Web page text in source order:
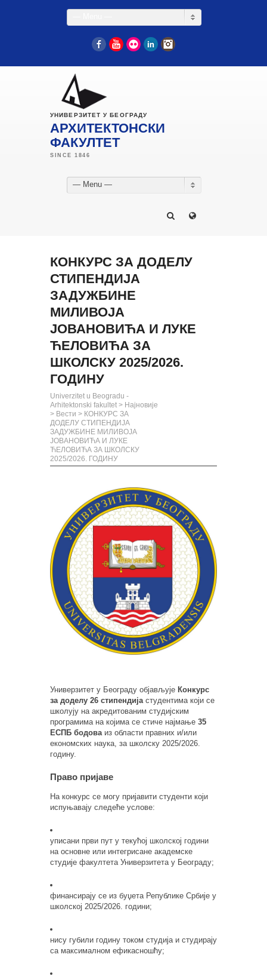
FacebookYouTube
Flickr LinkedIn
УНИВЕРЗИТЕТ У БЕОГРАДУ
АРХИТЕКТОНСКИ
ФАКУЛТЕТ
— Menu —
КОНКУРС ЗА ДОДЕЛУ
СТИПЕНДИЈА
ЗАДУЖБИНЕ
МИЛИВОЈА
ЈОВАНОВИЋА И ЛУКЕ
ЋЕЛОВИЋА ЗА
ШКОЛСКУ 2025/2026.
ГОДИНУ
Univerzitet u Beogradu -
Arhitektonski fakultet > Најновије
> Вести > КОНКУРС ЗА
ДОДЕЛУ СТИПЕНДИЈА
ЗАДУЖБИНЕ МИЛИВОЈА
ЈОВАНОВИЋА И ЛУКЕ
ЋЕЛОВИЋА ЗА ШКОЛСКУ
2025/2026. ГОДИНУ
Универзитет у Београду објављује Конкурс
за доделу 26 стипендијастудентима који се
школују на акредитованим студијским
програмима на којима се стиче најмање 35
ЕСПБ бодоваиз области правних и/или
економских наука, за школску 2025/2026.
годину.
Право пријаве
На конкурс се могу пријавити студенти који
испуњавају следеће услове:
уписани први пут у текућој школској години
на основне или интегрисане академске
студије факултета Универзитета у Београду;
финансирају се из буџета Републике Србије у
школској 2025/2026. години;
нису губили годину током студија и студирају
са максималном ефикасношћу;